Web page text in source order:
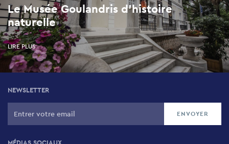
Le Musée Goulandris d’histoire
naturelle
LIRE PLUS
NEWSLETTER